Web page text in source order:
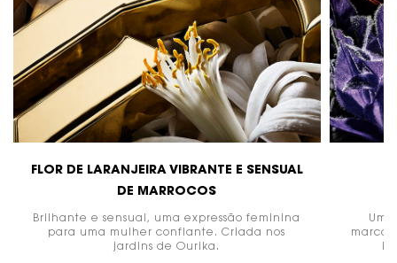
FLOR DE LARANJEIRA VIBRANTE E SENSUAL
DE MARROCOS
Brilhante e sensual, uma expressão feminina
para uma mulher confiante. Criada nos
jardins de Ourika.